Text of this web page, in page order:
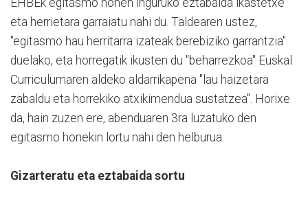
eta herrietara garraiatu nahi du. Taldearen ustez,
"egitasmo hau herritarra izateak berebiziko garrantzia"
duelako, eta horregatik ikusten du "beharrezkoa" Euskal
Curriculumaren aldeko aldarrikapena "lau haizetara
zabaldu eta horrekiko atxikimendua sustatzea". Horixe
da, hain zuzen ere, abenduaren 3ra luzatuko den
egitasmo honekin lortu nahi den helburua.
Gizarteratu eta eztabaida sortu